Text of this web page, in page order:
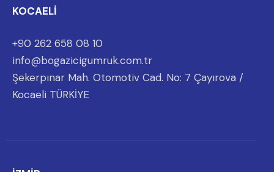
KOCAELİ
+90 262 658 08 10
info@bogazicigumruk.com.tr
Şekerpınar Mah. Otomotiv Cad. No: 7 Çayırova /
Kocaeli TÜRKİYE